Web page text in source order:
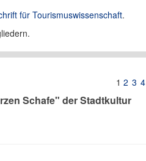
für Tourismuswissenschaft.
1 2 3 4
Schafe" der Stadtkultur